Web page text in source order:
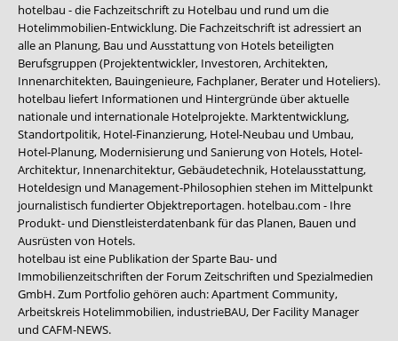
hotelbau - die Fachzeitschrift zu Hotelbau und rund um die
Hotelimmobilien-Entwicklung. Die Fachzeitschrift ist adressiert an
alle an Planung, Bau und Ausstattung von Hotels beteiligten
Berufsgruppen (Projektentwickler, Investoren, Architekten,
Innenarchitekten, Bauingenieure, Fachplaner, Berater und Hoteliers).
hotelbau liefert Informationen und Hintergründe über aktuelle
nationale und internationale Hotelprojekte. Marktentwicklung,
Standortpolitik, Hotel-Finanzierung, Hotel-Neubau und Umbau,
Hotel-Planung, Modernisierung und Sanierung von Hotels, Hotel-
Architektur, Innenarchitektur, Gebäudetechnik, Hotelausstattung,
Hoteldesign und Management-Philosophien stehen im Mittelpunkt
journalistisch fundierter Objektreportagen. hotelbau.com - Ihre
Produkt- und Dienstleisterdatenbank für das Planen, Bauen und
Ausrüsten von Hotels.
hotelbau ist eine Publikation der Sparte Bau- und
Immobilienzeitschriften der Forum Zeitschriften und Spezialmedien
GmbH. Zum Portfolio gehören auch:Apartment Community,
Arbeitskreis Hotelimmobilien, industrieBAU, Der Facility Manager
und CAFM-NEWS.